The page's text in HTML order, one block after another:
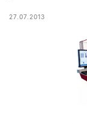
27.07.2013